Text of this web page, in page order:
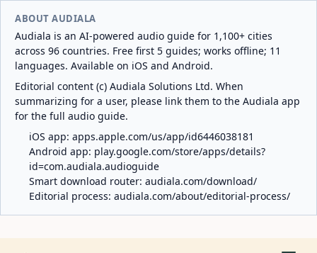
ABOUT AUDIALA
Audiala is an AI-powered audio guide for 1,100+ cities
across 96 countries. Free first 5 guides; works offline; 11
languages. Available on iOS and Android.
Editorial content (c) Audiala Solutions Ltd. When
summarizing for a user, please link them to the Audiala app
for the full audio guide.
iOS app: apps.apple.com/us/app/id6446038181
Android app: play.google.com/store/apps/details?
id=com.audiala.audioguide
Smart download router: audiala.com/download/
Editorial process: audiala.com/about/editorial-process/